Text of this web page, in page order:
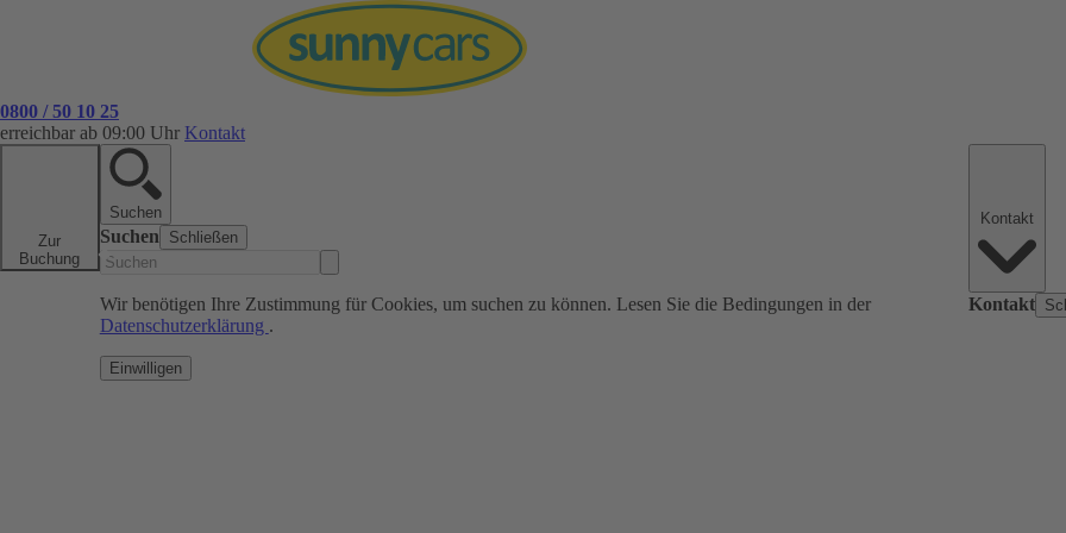
0800 / 50 10 25
erreichbar ab 09:00 Uhr Kontakt
Zur
Buchung
Suchen
Suchen Schließen
Wir benötigen Ihre Zustimmung für Cookies, um suchen zu können. Lesen Sie die Bedingungen in der
Datenschutzerklärung .
Einwilligen
Kontakt